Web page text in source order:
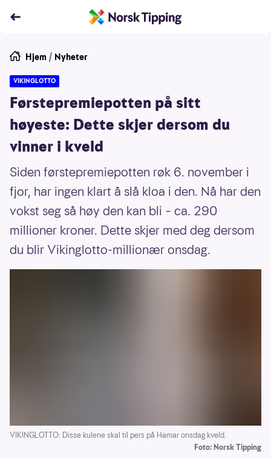
Hjem / Nyheter
VIKINGLOTTO
Førstepremiepotten på sitt
høyeste: Dette skjer dersom du
vinner i kveld
Siden førstepremiepotten røk 6. november i
fjor, har ingen klart å slå kloa i den. Nå har den
vokst seg så høy den kan bli – ca. 290
millioner kroner. Dette skjer med deg dersom
du blir Vikinglotto-millionær onsdag.
VIKINGLOTTO: Disse kulene skal til pers på Hamar onsdag kveld.
Foto: Norsk Tipping